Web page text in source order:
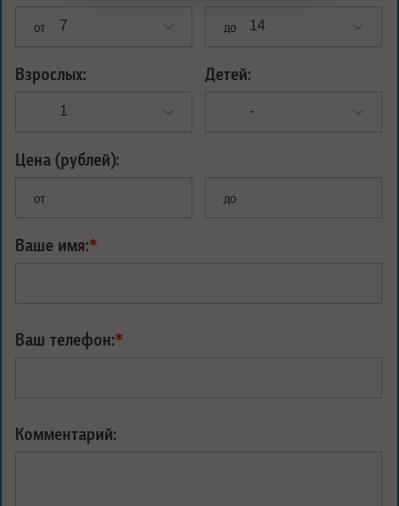
от до
Взрослых: Детей:
Цена (рублей):
от до
Ваше имя:*
Ваш телефон:*
Комментарий: